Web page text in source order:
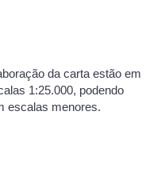
da carta estão em
1:25.000, podendo
escalas menores.